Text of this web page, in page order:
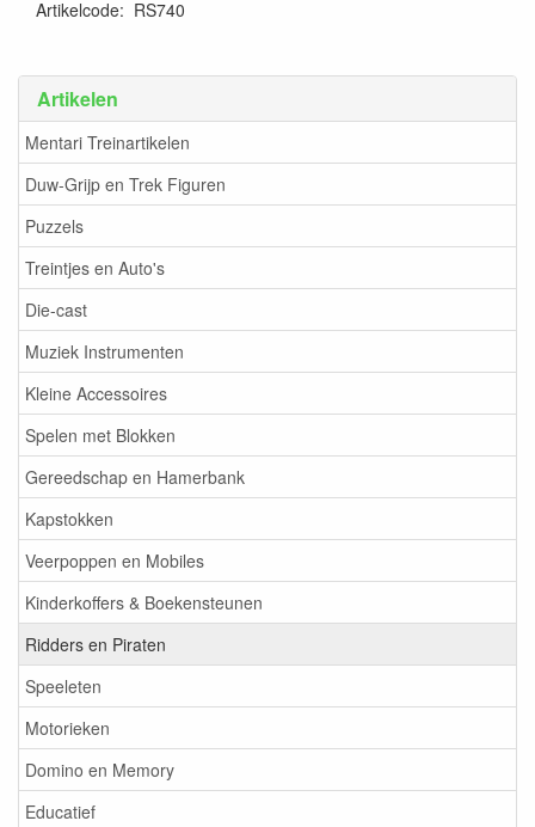
Artikelen
Mentari Treinartikelen
Duw-Grijp en Trek Figuren
Puzzels
Treintjes en Auto's
Die-cast
Muziek Instrumenten
Kleine Accessoires
Spelen met Blokken
Gereedschap en Hamerbank
Kapstokken
Veerpoppen en Mobiles
Kinderkoffers & Boekensteunen
Ridders en Piraten
Speeleten
Motorieken
Domino en Memory
Educatief
Artikelcode: RS740